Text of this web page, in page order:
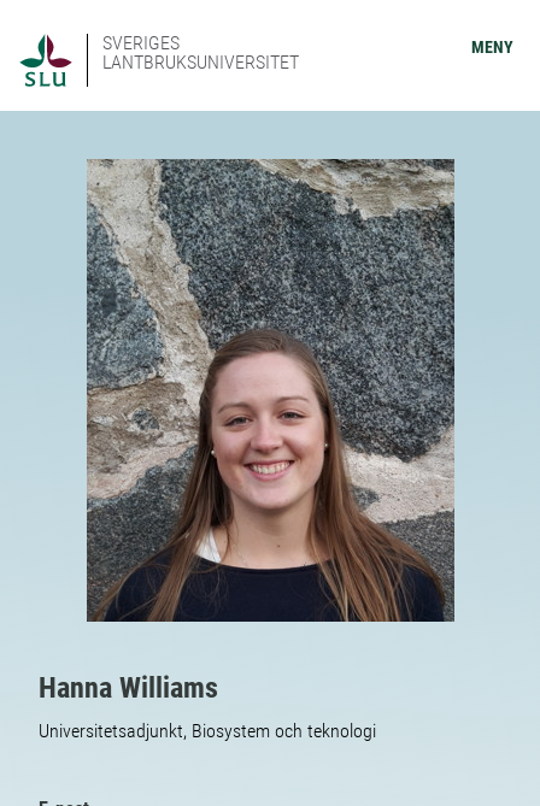
SVERIGES
LANTBRUKSUNIVERSITET
MENY
Hanna Williams
Universitetsadjunkt, Biosystem och teknologi